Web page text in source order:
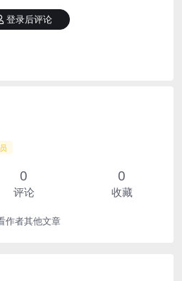
登录后评论
0
评论
0
收藏
作者其他文章